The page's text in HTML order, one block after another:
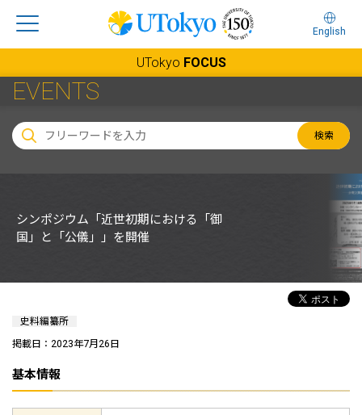
English
UTokyo FOCUS
EVENTS
検索
シンポジウム「近世初期における「御
国」と「公儀」」を開催
史料編纂所
掲載日：2023年7月26日
基本情報